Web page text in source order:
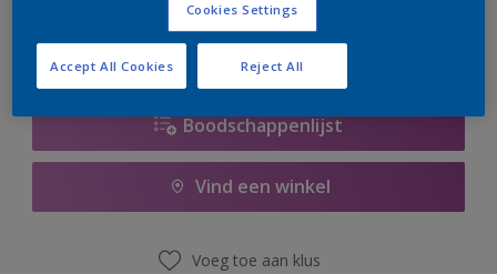
Boodschappenlijst
Vind een winkel
Voeg toe aan klus
Cookies Settings
Reject All
Accept All Cookies